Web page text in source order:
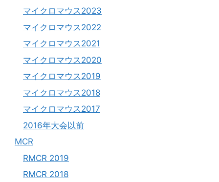
マイクロマウス2023
マイクロマウス2022
マイクロマウス2021
マイクロマウス2020
マイクロマウス2019
マイクロマウス2018
マイクロマウス2017
2016年大会以前
MCR
RMCR 2019
RMCR 2018